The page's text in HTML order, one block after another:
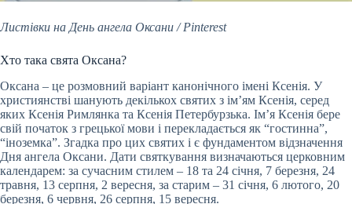
Листівки на День ангела Оксани / Pinterest
Хто така свята Оксана?
Оксана – це розмовний варіант канонічного імені Ксенія. У
християнстві шанують декількох святих з ім’ям Ксенія, серед
яких Ксенія Римлянка та Ксенія Петербурзька. Ім’я Ксенія бере
свій початок з грецької мови і перекладається як “гостинна”,
“іноземка”. Згадка про цих святих і є фундаментом відзначення
Дня ангела Оксани. Дати святкування визначаються церковним
календарем: за сучасним стилем – 18 та 24 січня, 7 березня, 24
травня, 13 серпня, 2 вересня, за старим – 31 січня, 6 лютого, 20
березня, 6 червня, 26 серпня, 15 вересня.